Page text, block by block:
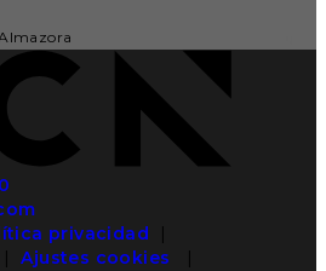
privacidad
|Ajustes cookies